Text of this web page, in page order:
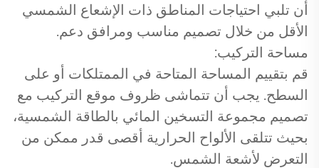
أن تلبي احتياجات المناطق ذات الإشعاع الشمسي
الأقل من خلال تصميم مناسب ومرافق دعم.
مساحة التركيب:
قم بتقييم المساحة المتاحة في الممتلكات أو على
السطح. يجب أن تتماشى ظروف موقع التركيب مع
تصميم مجموعة التسخين المائي بالطاقة الشمسية،
بحيث تتلقى الألواح الحرارية أقصى قدر ممكن من
التعرض لأشعة الشمس.